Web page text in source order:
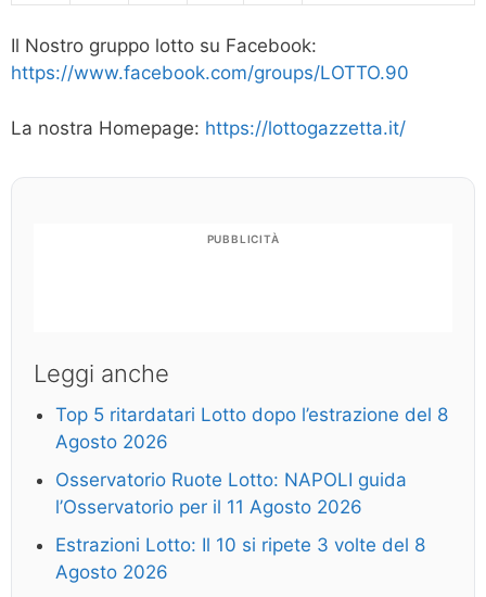
Il Nostro gruppo lotto su Facebook:
https://www.facebook.com/groups/LOTTO.90
La nostra Homepage: https://lottogazzetta.it/
PUBBLICITÀ
Leggi anche
Top 5 ritardatari Lotto dopo l’estrazione del 8
Agosto 2026
Osservatorio Ruote Lotto: NAPOLI guida
l’Osservatorio per il 11 Agosto 2026
Estrazioni Lotto: Il 10 si ripete 3 volte del 8
Agosto 2026